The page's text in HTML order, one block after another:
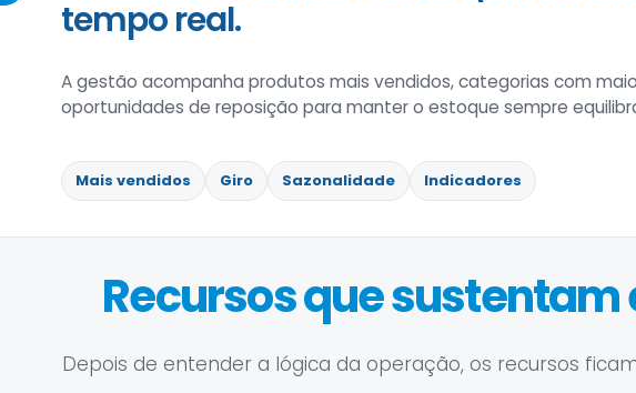
tempo real.
A gestão acompanha produtos mais vendidos, categorias com
oportunidades de reposição para manter o estoque sempre
Mais vendidos Giro Sazonalidade Indicadores
Recursos que sustentam
Depois de entender a lógica da operação, os recursos